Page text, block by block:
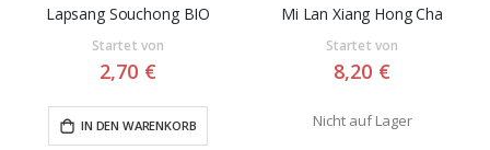
Lapsang Souchong BIO
Startet von
2,70 €
IN DEN WARENKORB
Mi Lan Xiang Hong Cha
Startet von
8,20 €
Nicht auf Lager